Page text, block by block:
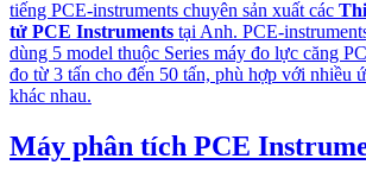
tiếng PCE-instruments chuyên sản xuất các
tử PCE Instruments tại Anh. PCE-
dùng 5 model thuộc Series máy đo lực căng
đo từ 3 tấn cho đến 50 tấn, phù hợp với nhiều
khác nhau.
Máy phân tích PCE